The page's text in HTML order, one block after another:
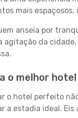
mais
anseia por
agitação da
o melhor hotel
o hotel perfeito
a estadia ideal.